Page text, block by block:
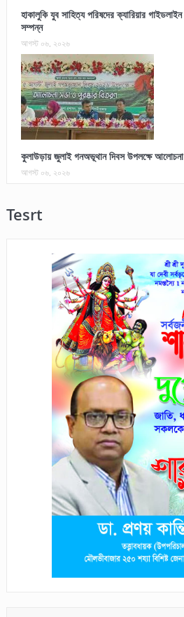
হাকালুকি যুব সাহিত্য পরিষদের ক্যারিয়ার
সম্পন্ন
আগস্ট ০৬, ২০২৬
কুলাউড়ায় জুলাই গনঅভূথান দিবস উপলক্ষে
আগস্ট ০৬, ২০২৬
Tesrt